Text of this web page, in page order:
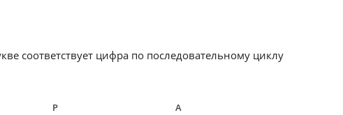
соответствует цифра по последовательному циклу
Р А